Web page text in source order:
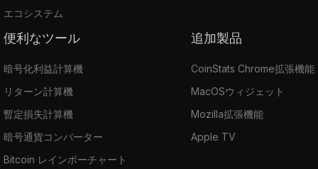
エコシステム
便利なツール
暗号化利益計算機
リターン計算機
暫定損失計算機
暗号通貨コンバーター
Bitcoin レインボーチャート
追加製品
CoinStats Chrome拡張機能
MacOSウィジェット
Mozilla拡張機能
Apple TV